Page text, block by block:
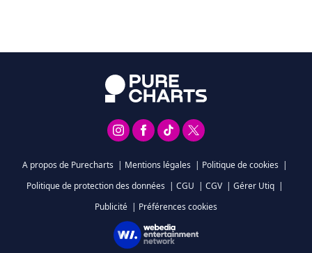
A propos de Purecharts | Mentions légales | Politique de cookies |
Politique de protection des données | CGU | CGV | Gérer Utiq |
Publicité | Préférences cookies